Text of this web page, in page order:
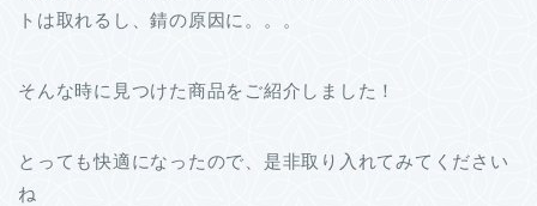
トは取れるし、錆の原因に。。。
そんな時に見つけた商品をご紹介しました！
とっても快適になったので、是非取り入れてみてください
ね